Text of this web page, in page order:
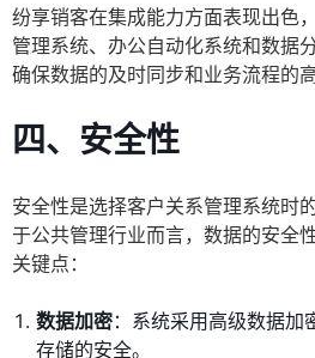
纷享销客在集成能力方面表现出色
管理系统、办公自动化系统和数据
确保数据的及时同步和业务流程的高
四、安全性
安全性是选择客户关系管理系统时
于公共管理行业而言，数据的安全
关键点：
数据加密：系统采用高级数据加
存储的安全。